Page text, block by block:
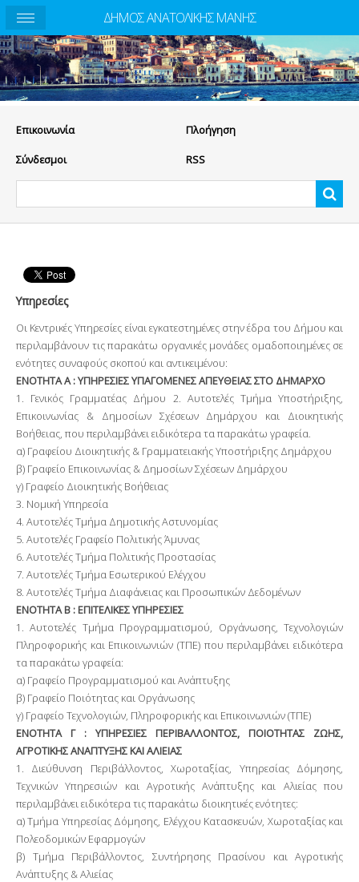
Eπικοινωνία Πλοήγηση
Σύνδεσμοι RSS
Υπηρεσίες
Οι Κεντρικές Υπηρεσίες είναι εγκατεστημένες στην έδρα του Δήμου και
περιλαμβάνουν τις παρακάτω οργανικές μονάδες ομαδοποιημένες σε
ενότητες συναφούς σκοπού και αντικειμένου:
ΕΝΟΤΗΤΑ Α : ΥΠΗΡΕΣΙΕΣ ΥΠΑΓΟΜΕΝΕΣ ΑΠΕΥΘΕΙΑΣ ΣΤΟ ΔΗΜΑΡΧΟ
1. Γενικός Γραμματέας Δήμου 2. Αυτοτελές Τμήμα Υποστήριξης,
Επικοινωνίας & Δημοσίων Σχέσεων Δημάρχου και Διοικητικής
Βοήθειας, που περιλαμβάνει ειδικότερα τα παρακάτω γραφεία.
α) Γραφείου Διοικητικής & Γραμματειακής Υποστήριξης Δημάρχου
β) Γραφείο Επικοινωνίας & Δημοσίων Σχέσεων Δημάρχου
γ) Γραφείο Διοικητικής Βοήθειας
3. Νομική Υπηρεσία
4. Αυτοτελές Τμήμα Δημοτικής Αστυνομίας
5. Αυτοτελές Γραφείο Πολιτικής Άμυνας
6. Αυτοτελές Τμήμα Πολιτικής Προστασίας
7. Αυτοτελές Τμήμα Εσωτερικού Ελέγχου
8. Αυτοτελές Τμήμα Διαφάνειας και Προσωπικών Δεδομένων
ΕΝΟΤΗΤΑ Β : ΕΠΙΤΕΛΙΚΕΣ ΥΠΗΡΕΣΙΕΣ
1. Αυτοτελές Τμήμα Προγραμματισμού, Οργάνωσης, Τεχνολογιών
Πληροφορικής και Επικοινωνιών (ΤΠΕ) που περιλαμβάνει ειδικότερα
τα παρακάτω γραφεία:
α) Γραφείο Προγραμματισμού και Ανάπτυξης
β) Γραφείο Ποιότητας και Οργάνωσης
γ) Γραφείο Τεχνολογιών, Πληροφορικής και Επικοινωνιών (ΤΠΕ)
ΕΝΟΤΗΤΑ Γ : ΥΠΗΡΕΣΙΕΣ ΠΕΡΙΒΑΛΛΟΝΤΟΣ, ΠΟΙΟΤΗΤΑΣ ΖΩΗΣ,
ΑΓΡΟΤΙΚΗΣ ΑΝΑΠΤΥΞΗΣ ΚΑΙ ΑΛΙΕΙΑΣ
1. Διεύθυνση Περιβάλλοντος, Χωροταξίας, Υπηρεσίας Δόμησης,
Τεχνικών Υπηρεσιών και Αγροτικής Ανάπτυξης και Αλιείας που
περιλαμβάνει ειδικότερα τις παρακάτω διοικητικές ενότητες:
α) Τμήμα Υπηρεσίας Δόμησης, Ελέγχου Κατασκευών, Χωροταξίας και
Πολεοδομικών Εφαρμογών
β) Τμήμα Περιβάλλοντος, Συντήρησης Πρασίνου και Αγροτικής
Ανάπτυξης & Αλιείας
ΔΗΜΟΣ ΑΝΑΤΟΛΙΚΗΣ ΜΑΝΗΣ